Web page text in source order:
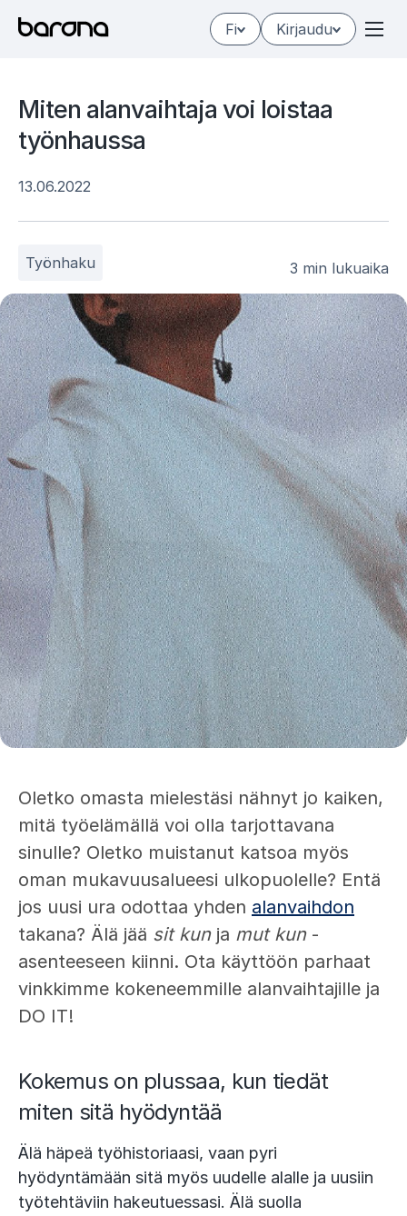
sisältöön
Kirjaudu
Fi
Mi­ten alan­vaih­ta­ja voi lois­taa
työn­haus­sa
13.06.2022
Työnhaku 3 min lukuaika
Oletko omasta mielestäsi nähnyt jo kaiken,
mitä työelämällä voi olla tarjottavana
sinulle? Oletko muistanut katsoa myös
oman mukavuusalueesi ulkopuolelle? Entä
jos uusi ura odottaa yhden alanvaihdon
takana? Älä jää sit kunja mut kun-
asenteeseen kiinni. Ota käyttöön parhaat
vinkkimme kokeneemmille alanvaihtajille ja
DO IT!
Kokemus on plussaa, kun tiedät
miten sitä hyödyntää
Älä häpeä työhistoriaasi, vaan pyri
hyödyntämään sitä myös uudelle alalle ja uusiin
työtehtäviin hakeutuessasi. Älä suolla